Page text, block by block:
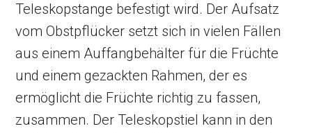
Teleskopstange befestigt wird. Der Aufsatz
vom Obstpflücker setzt sich in vielen Fällen
aus einem Auffangbehälter für die Früchte
und einem gezackten Rahmen, der es
ermöglicht die Früchte richtig zu fassen,
zusammen. Der Teleskopstiel kann in den